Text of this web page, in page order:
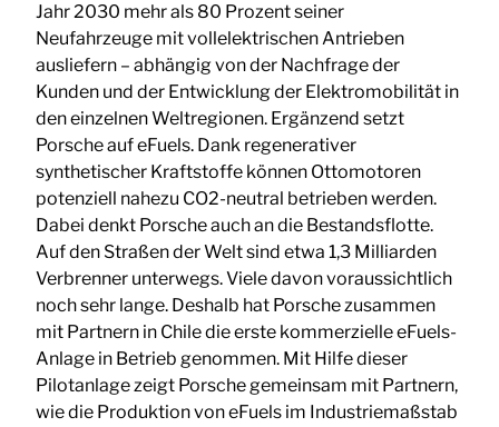
Jahr 2030 mehr als 80 Prozent seiner
Neufahrzeuge mit vollelektrischen Antrieben
ausliefern – abhängig von der Nachfrage der
Kunden und der Entwicklung der Elektromobilität in
den einzelnen Weltregionen. Ergänzend setzt
Porsche auf eFuels. Dank regenerativer
synthetischer Kraftstoffe können Ottomotoren
potenziell nahezu CO2-neutral betrieben werden.
Dabei denkt Porsche auch an die Bestandsflotte.
Auf den Straßen der Welt sind etwa 1,3 Milliarden
Verbrenner unterwegs. Viele davon voraussichtlich
noch sehr lange. Deshalb hat Porsche zusammen
mit Partnern in Chile die erste kommerzielle eFuels-
Anlage in Betrieb genommen. Mit Hilfe dieser
Pilotanlage zeigt Porsche gemeinsam mit Partnern,
wie die Produktion von eFuels im Industriemaßstab